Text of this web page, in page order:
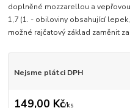
doplněné mozzarellou a
1,7 (1. - obiloviny obsahující
možné rajčatový základ zaměnit
Nejsme plátci DPH
149,00 Kč/ks